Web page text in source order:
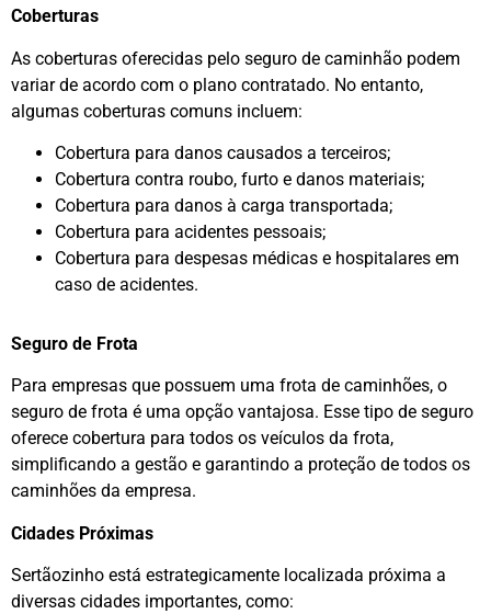
Coberturas
As coberturas oferecidas pelo seguro de caminhão podem
variar de acordo com o plano contratado. No entanto,
algumas coberturas comuns incluem:
Cobertura para danos causados a terceiros;
Cobertura contra roubo, furto e danos materiais;
Cobertura para danos à carga transportada;
Cobertura para acidentes pessoais;
Cobertura para despesas médicas e hospitalares em
caso de acidentes.
Seguro de Frota
Para empresas que possuem uma frota de caminhões, o
seguro de frota é uma opção vantajosa. Esse tipo de seguro
oferece cobertura para todos os veículos da frota,
simplificando a gestão e garantindo a proteção de todos os
caminhões da empresa.
Cidades Próximas
Sertãozinho está estrategicamente localizada próxima a
diversas cidades importantes, como: